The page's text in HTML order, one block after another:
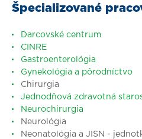
Špecializované
Darcovské centrum
CINRE
Gastroenterológia
Gynekológia a pôrodníctvo
Chirurgia
Jednodňová zdravotná
Neurochirurgia
Neurológia
Neonatológia a JISN -